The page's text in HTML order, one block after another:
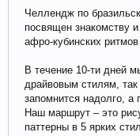
Челлендж по
посвящен знакомству
афро-кубинских
В течение 10-ти дней
драйвовым стилям,
запомнится надолго, а
Наш маршрут – это
паттерны в 5 ярких